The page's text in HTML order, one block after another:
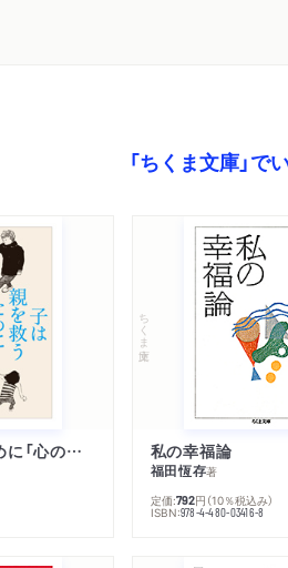
「ちくま文庫」で
子は親を救うために「心の病」になる
ちくま文庫
私の幸福論
福田恆存著
定価:792円 （10％税込み）
ISBN:978-4-480-03416-8